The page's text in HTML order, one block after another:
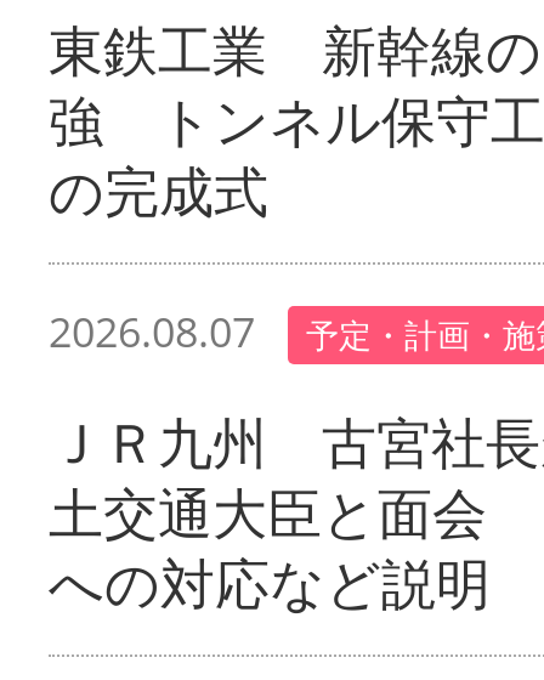
東鉄工業 新幹線
強 トンネル保守
の完成式
2026.08.07 予定・計画・
ＪＲ九州 古宮社
土交通大臣と面会
への対応など説明